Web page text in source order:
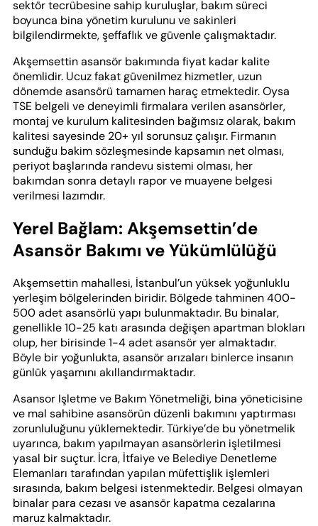
sektör tecrübesine sahip kuruluşlar, bakım süreci
boyunca bina yönetim kurulunu ve sakinleri
bilgilendirmekte, şeffaflık ve güvenle çalışmaktadır.
Akşemsettin asansör bakımında fiyat kadar kalite
önemlidir. Ucuz fakat güvenilmez hizmetler, uzun
dönemde asansörü tamamen haraç etmektedir. Oysa
TSE belgeli ve deneyimli firmalara verilen asansörler,
montaj ve kurulum kalitesinden bağımsız olarak, bakım
kalitesi sayesinde 20+ yıl sorunsuz çalışır. Firmanın
sunduğu bakim sözleşmesinde kapsamın net olması,
periyot başlarında randevu sistemi olması, her
bakımdan sonra detaylı rapor ve muayene belgesi
verilmesi lazımdır.
Yerel Bağlam: Akşemsettin’de
Asansör Bakımı ve Yükümlülüğü
Akşemsettin mahallesi, İstanbul’un yüksek yoğunluklu
yerleşim bölgelerinden biridir. Bölgede tahminen 400-
500 adet asansörlü yapı bulunmaktadır. Bu binalar,
genellikle 10-25 katı arasında değişen apartman blokları
olup, her birisinde 1-4 adet asansör yer almaktadır.
Böyle bir yoğunlukta, asansör arızaları binlerce insanın
günlük yaşamını akıllandırmaktadır.
Asansor Işletme ve Bakım Yönetmeliği, bina yöneticisine
ve mal sahibine asansörün düzenli bakımını yaptırması
zorunluluğunu yüklemektedir. Türkiye’de bu yönetmelik
uyarınca, bakım yapılmayan asansörlerin işletilmesi
yasal bir suçtur. İcra, İtfaiye ve Belediye Denetleme
Elemanları tarafından yapılan müfettişlik işlemleri
sırasında, bakım belgesi istenmektedir. Belgesi olmayan
binalar para cezası ve asansör kapatma cezalarına
maruz kalmaktadır.